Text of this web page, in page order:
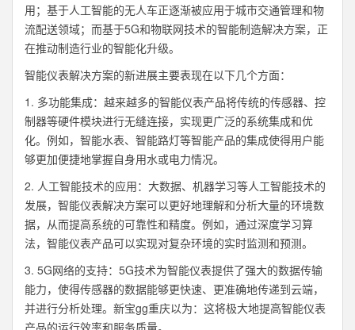
用；基于人工智能的无人车正逐渐被应用于城市交通管理和物
流配送领域；而基于5G和物联网技术的智能制造解决方案，正
在推动制造行业的智能化升级。
智能仪表解决方案的新进展主要表现在以下几个方面：
1. 多功能集成：越来越多的智能仪表产品将传统的传感器、控
制器等硬件模块进行无缝连接，实现更广泛的系统集成和优
化。例如，智能水表、智能路灯等智能产品的集成使得用户能
够更加便捷地掌握自身用水或电力情况。
2. 人工智能技术的应用：大数据、机器学习等人工智能技术的
发展，智能仪表解决方案可以更好地理解和分析大量的环境数
据，从而提高系统的可靠性和精度。例如，通过深度学习算
法，智能仪表产品可以实现对复杂环境的实时监测和预测。
3. 5G网络的支持：5G技术为智能仪表提供了强大的数据传输
能力，使得传感器的数据能够更快速、更准确地传递到云端，
并进行分析处理。新宝gg重庆以为：这将极大地提高智能仪表
产品的运行效率和服务质量。